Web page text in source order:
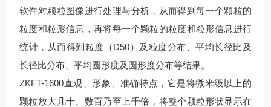
软件对颗粒图像进行处理与分析，从而得到每一个颗粒的
粒度和粒形信息，再将每一个颗粒的粒度和粒形信息进行
统计，从而得到粒度（D50）及粒度分布、平均长径比及
长径比分布、平均圆形度及圆形度分布等结果。
ZKFT-1600直观、形象、准确特点，它是将微米级以上的
颗粒放大几十、数百乃至上千倍，将整个颗粒形状显示在